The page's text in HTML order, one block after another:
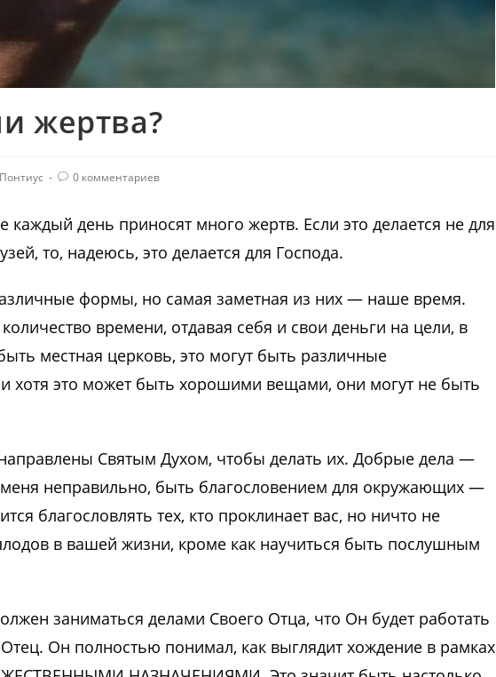
жертва?
0 комментариев
каждый день приносят много жертв. Если это делается не для
то, надеюсь, это делается для Господа.
формы, но самая заметная из них — наше время.
времени, отдавая себя и свои деньги на цели, в
местная церковь, это могут быть различные
хотя это может быть хорошими вещами, они могут не быть
Святым Духом, чтобы делать их. Добрые дела —
неправильно, быть благословением для окружающих —
благословлять тех, кто проклинает вас, но ничто не
в вашей жизни, кроме как научиться быть послушным
заниматься делами Своего Отца, что Он будет работать
Отец. Он полностью понимал, как выглядит хождение в рамках